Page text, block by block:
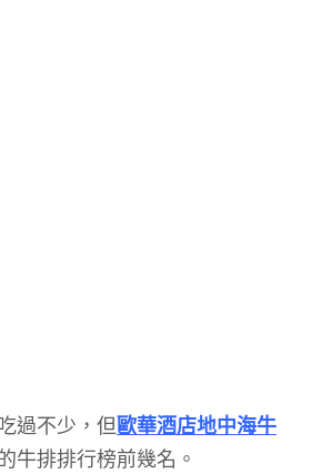
過不少，但歐華酒店地中海牛
牛排排行榜前幾名。